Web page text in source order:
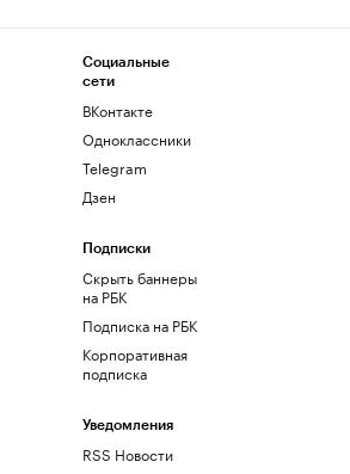
Социальные
сети
ВКонтакте
Одноклассники
Telegram
Дзен
Подписки
Скрыть баннеры
на РБК
Подписка на РБК
Корпоративная
подписка
Уведомления
RSS Новости